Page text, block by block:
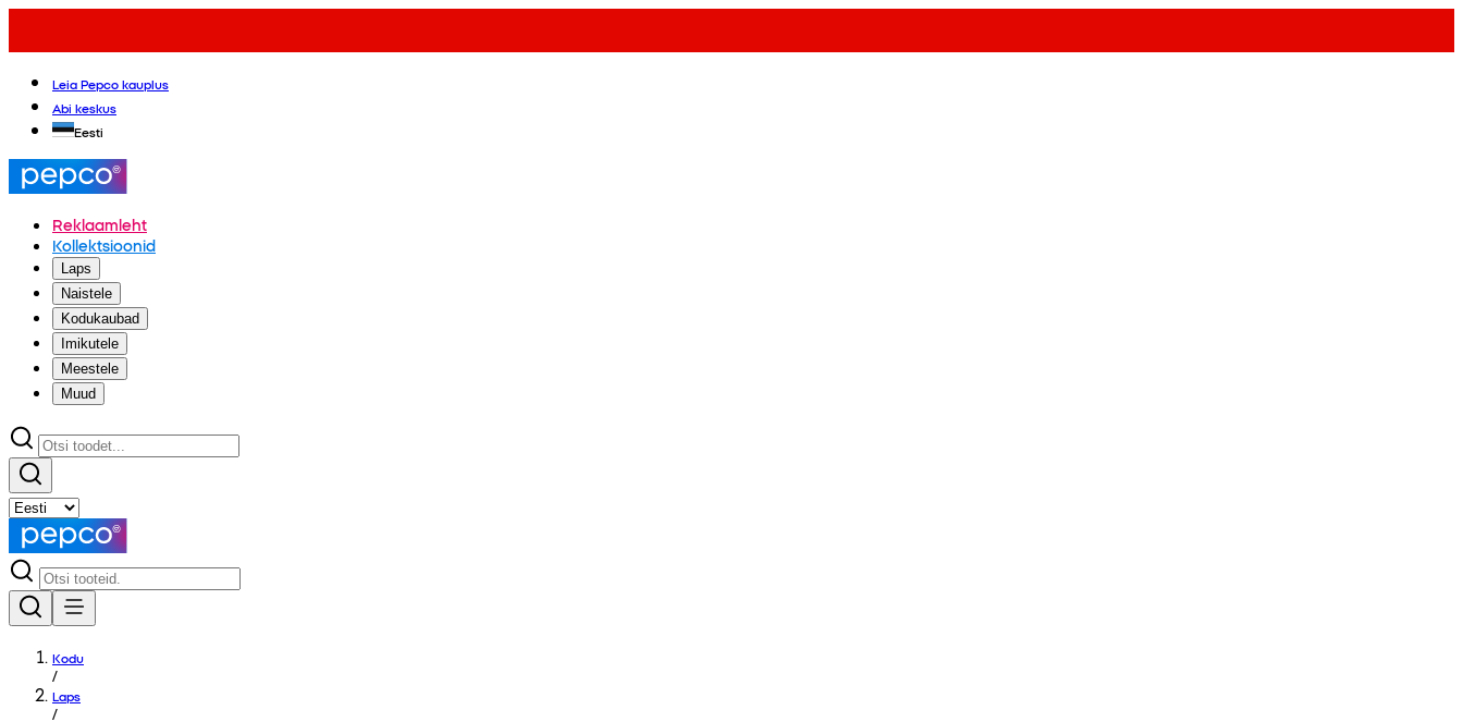
Leia Pepco kauplus
Abi keskus
Eesti
Reklaamleht
Kollektsioonid
Laps
Naistele
Kodukaubad
Imikutele
Meestele
Muud
Kodu
/
Laps
/